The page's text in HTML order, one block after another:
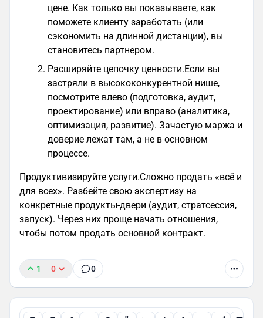
цене. Как только вы показываете, как
поможете клиенту заработать (или
сэкономить на длинной дистанции), вы
становитесь партнером.
Расширяйте цепочку ценности.Если вы
застряли в высококонкурентной нише,
посмотрите влево (подготовка, аудит,
проектирование) или вправо (аналитика,
оптимизация, развитие). Зачастую маржа и
доверие лежат там, а не в основном
процессе.
Продуктивизируйте услуги.Сложно продать «всё и
для всех». Разбейте свою экспертизу на
конкретные продукты-двери (аудит, стратсессия,
запуск). Через них проще начать отношения,
чтобы потом продать основной контракт.
1 0 0